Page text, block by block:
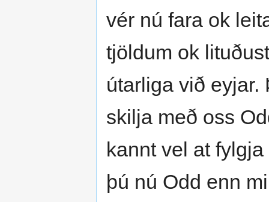
vér nú fara ok
tjöldum ok
útarliga við
skilja með oss
kannt vel at
þú nú Odd enn